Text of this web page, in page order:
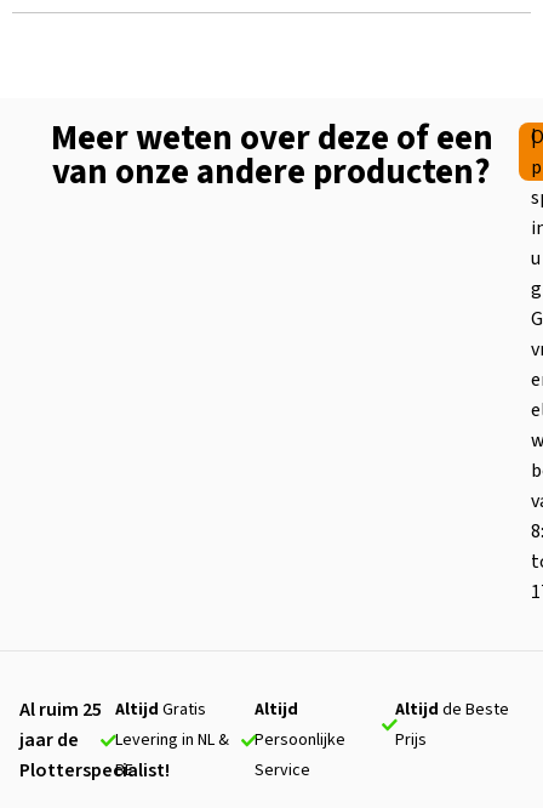
Meer weten over deze of een
van onze andere producten?
|
u
Al ruim 25
jaar de
Plotterspecialist!
Altijd Gratis
Levering in NL &
BE
Altijd
Persoonlijke
Service
Altijdde Beste
Prijs